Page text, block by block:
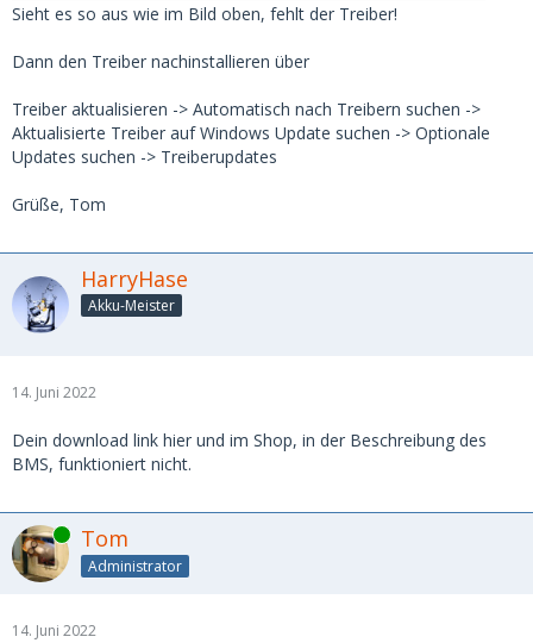
Sieht es so aus wie im Bild oben, fehlt der Treiber!
Dann den Treiber nachinstallieren über
Treiber aktualisieren -> Automatisch nach Treibern suchen ->
Aktualisierte Treiber auf Windows Update suchen -> Optionale
Updates suchen -> Treiberupdates
Grüße, Tom
HarryHase
Akku-Meister
14. Juni 2022
Dein download link hier und im Shop, in der Beschreibung des
BMS, funktioniert nicht.
Online Tom
Administrator
14. Juni 2022